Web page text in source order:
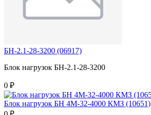
БН-2.1-28-3200 (06917)
Блок нагрузок БН-2.1-28-3200
0 ₽
Блок нагрузок БН 4М-32-4000 КМЗ (10651)